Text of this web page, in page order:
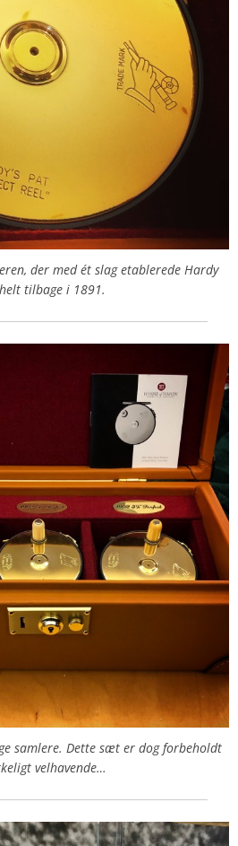
der med ét slag etablerede Hardy
tilbage i 1891.
samlere. Dette sæt er dog forbeholdt
velhavende…